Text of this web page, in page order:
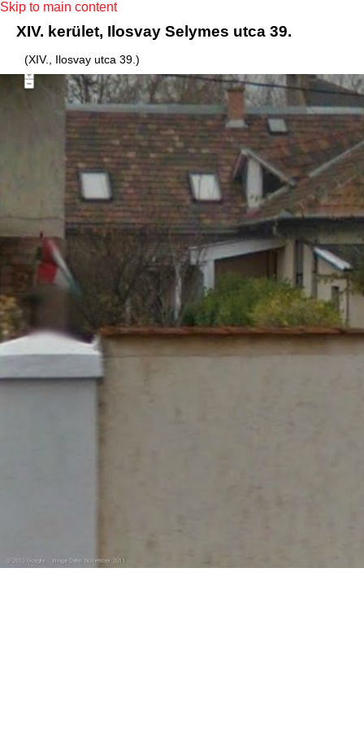
Skip to main content
XIV. kerület, Ilosvay Selymes utca 39.
(XIV., Ilosvay utca 39.)